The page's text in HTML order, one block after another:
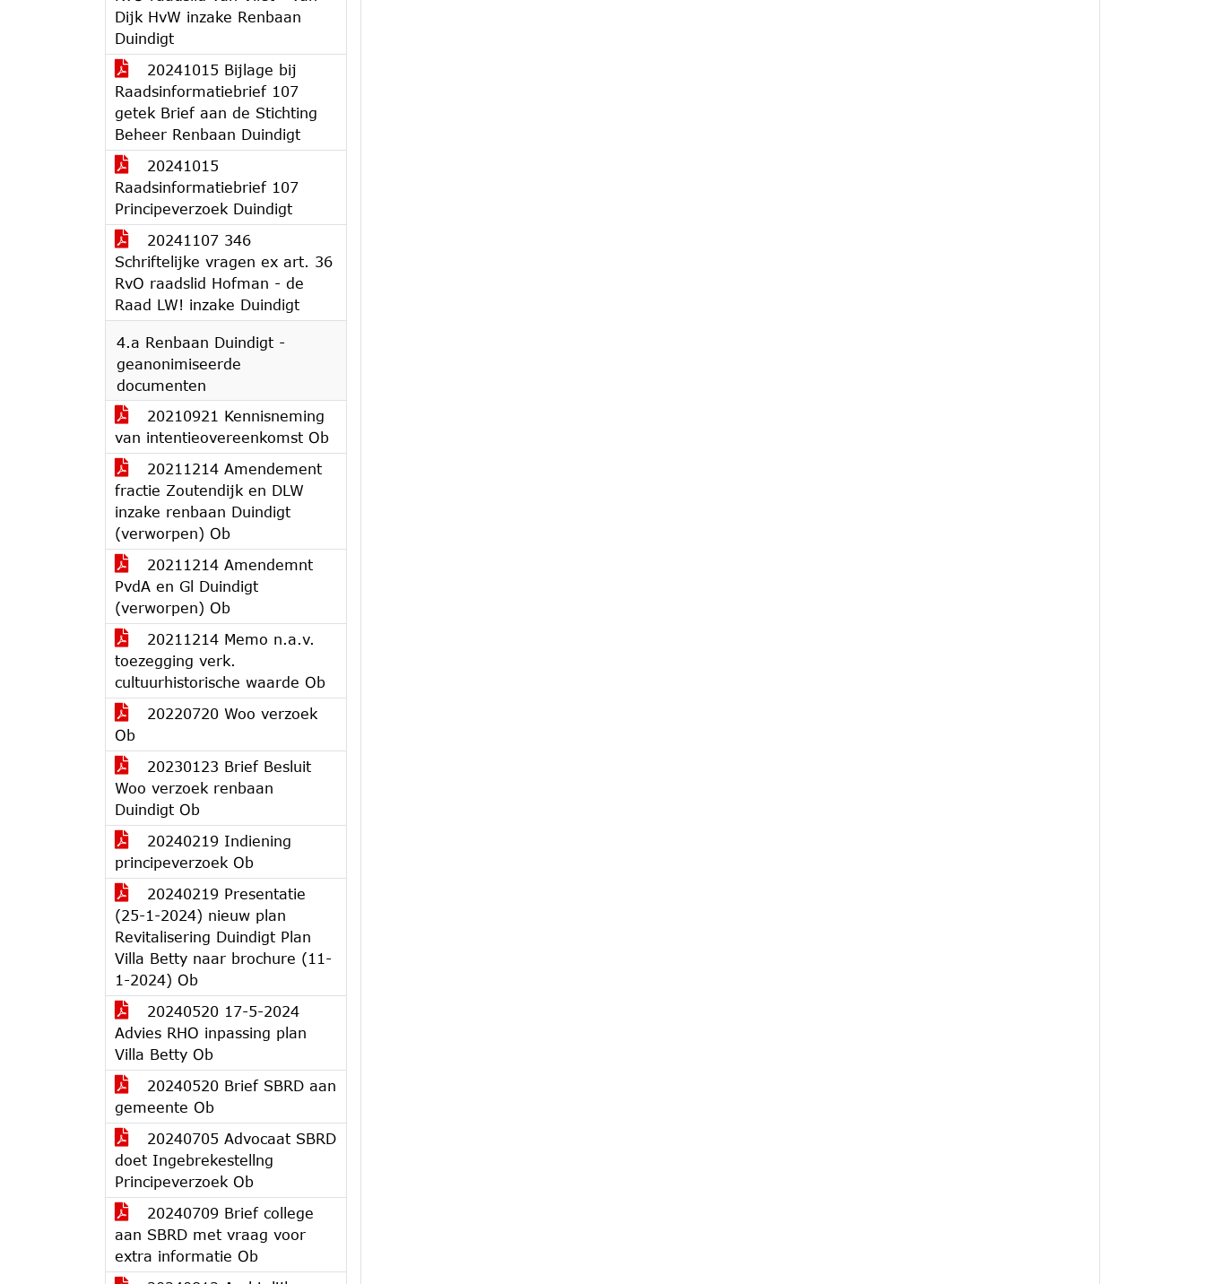
Dijk HvW inzake Renbaan
Duindigt
20241015 Bijlage bij
Raadsinformatiebrief 107
getek Brief aan de Stichting
Beheer Renbaan Duindigt
20241015
Raadsinformatiebrief 107
Principeverzoek Duindigt
20241107 346
Schriftelijke vragen ex art. 36
RvO raadslid Hofman - de
Raad LW! inzake Duindigt
4.a Renbaan Duindigt -
geanonimiseerde
documenten
20210921 Kennisneming
van intentieovereenkomst Ob
20211214 Amendement
fractie Zoutendijk en DLW
inzake renbaan Duindigt
(verworpen) Ob
20211214 Amendemnt
PvdA en Gl Duindigt
(verworpen) Ob
20211214 Memo n.a.v.
toezegging verk.
cultuurhistorische waarde Ob
20220720 Woo verzoek
Ob
20230123 Brief Besluit
Woo verzoek renbaan
Duindigt Ob
20240219 Indiening
principeverzoek Ob
20240219 Presentatie
(25-1-2024) nieuw plan
Revitalisering Duindigt Plan
Villa Betty naar brochure (11-
1-2024) Ob
20240520 17-5-2024
Advies RHO inpassing plan
Villa Betty Ob
20240520 Brief SBRD aan
gemeente Ob
20240705 Advocaat SBRD
doet Ingebrekestellng
Principeverzoek Ob
20240709 Brief college
aan SBRD met vraag voor
extra informatie Ob